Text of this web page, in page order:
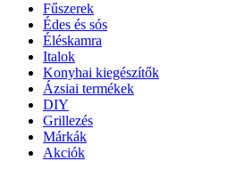
Fűszerek
Édes és sós
Éléskamra
Italok
Konyhai kiegészítők
Ázsiai termékek
DIY
Grillezés
Márkák
Akciók